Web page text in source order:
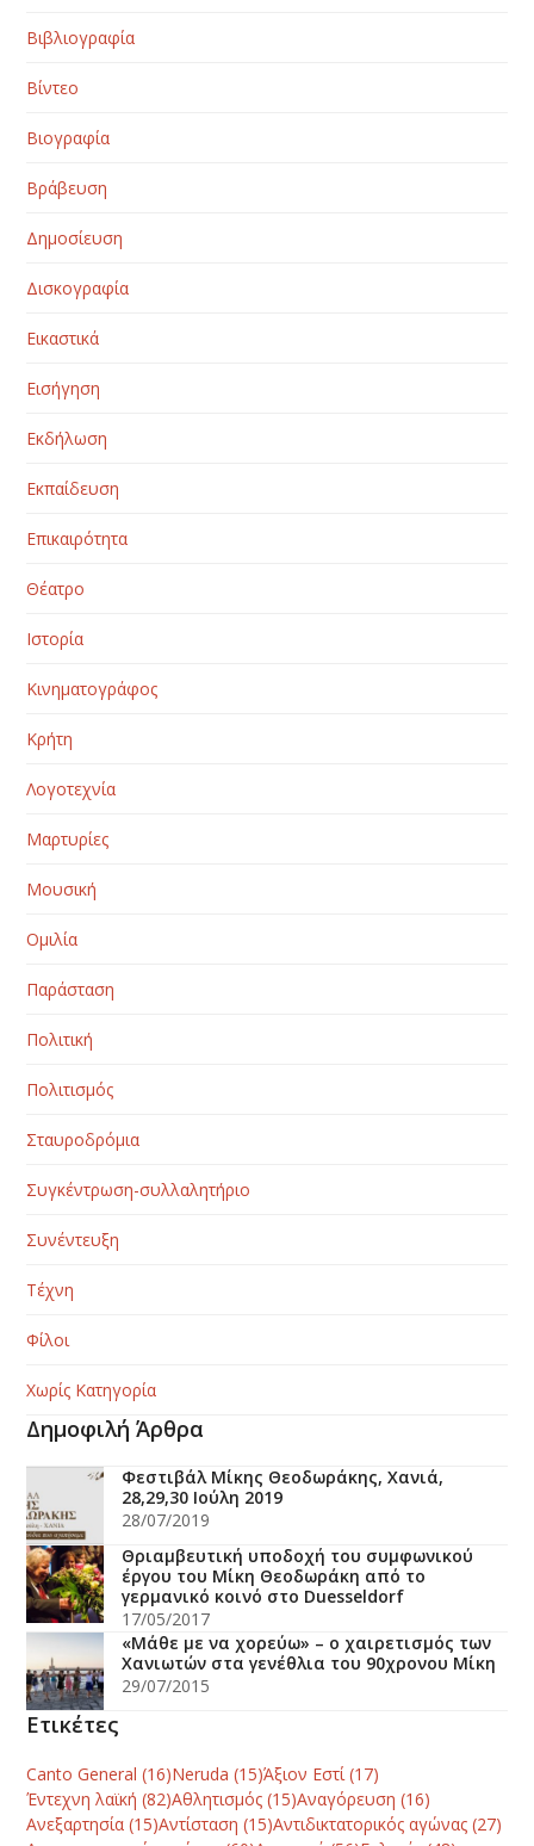
Βιβλιογραφία
Βίντεο
Βιογραφία
Βράβευση
Δημοσίευση
Δισκογραφία
Εικαστικά
Εισήγηση
Εκδήλωση
Εκπαίδευση
Επικαιρότητα
Θέατρο
Ιστορία
Κινηματογράφος
Κρήτη
Λογοτεχνία
Μαρτυρίες
Μουσική
Ομιλία
Παράσταση
Πολιτική
Πολιτισμός
Σταυροδρόμια
Συγκέντρωση-συλλαλητήριο
Συνέντευξη
Τέχνη
Φίλοι
Χωρίς Κατηγορία
Δημοφιλή Άρθρα
Φεστιβάλ Μίκης Θεοδωράκης, Χανιά,
28,29,30 Ιούλη 2019
28/07/2019
Θριαμβευτική υποδοχή του συμφωνικού
έργου του Μίκη Θεοδωράκη από το
γερμανικό κοινό στο Duesseldorf
17/05/2017
«Mάθε με να χορεύω» – ο χαιρετισμός των
Χανιωτών στα γενέθλια του 90χρονου Mίκη
29/07/2015
Ετικέτες
Canto General (16)Neruda (15)Άξιον Εστί (17)
Έντεχνη λαϊκή (82)Αθλητισμός (15)Αναγόρευση (16)
Ανεξαρτησία (15)Αντίσταση (15)Αντιδικτατορικός αγώνας (27)